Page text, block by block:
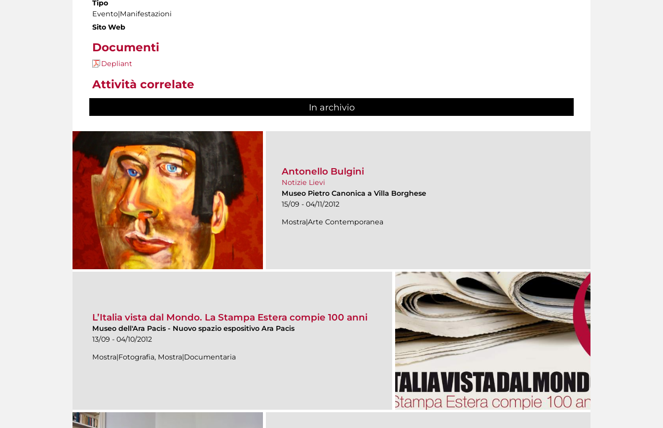
Tipo
Evento|Manifestazioni
Sito Web
Documenti
Depliant
Attività correlate
In archivio
Antonello Bulgini
Notizie Lievi
Museo Pietro Canonica a Villa Borghese
15/09 - 04/11/2012
Mostra|Arte Contemporanea
L’Italia vista dal Mondo. La Stampa Estera compie 100 anni
Museo dell'Ara Pacis - Nuovo spazio espositivo Ara Pacis
13/09 - 04/10/2012
Mostra|Fotografia, Mostra|Documentaria